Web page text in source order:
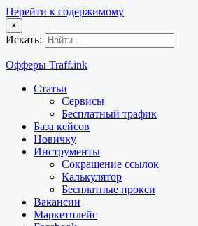
Перейти к содержимому
×
Искать:
Офферы Traff.ink
Статьи
Сервисы
Бесплатный трафик
База кейсов
Новичку
Инструменты
Сокращение ссылок
Калькулятор
Бесплатные прокси
Вакансии
Маркетплейс